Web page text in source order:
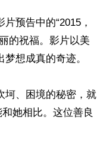
预告中的“2015，
的祝福。影片以美
想成真的奇迹。
坷、困境的秘密，就
她相比。这位善良